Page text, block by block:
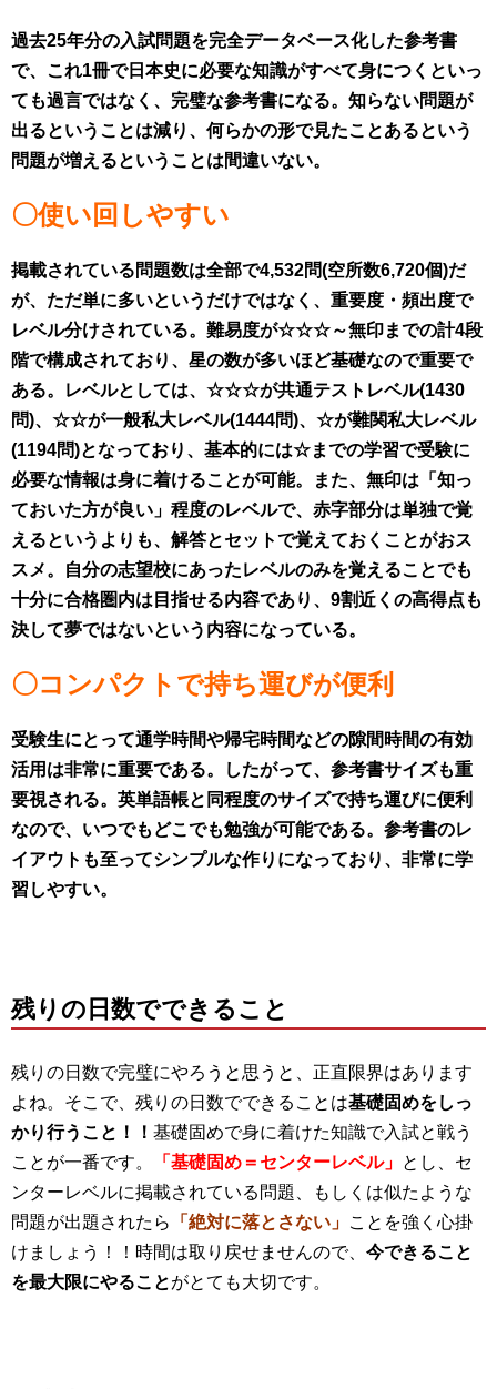
過去25年分の入試問題を完全データベース化した参考書
で、 これ1冊で日本史に必要な知識がすべて身につくといっ
ても過言ではなく、 完璧な参考書になる。 知らない問題が
出るということは減り、 何らかの形で見たことあるという
問題が増えるということは間違いない。
〇使い回しやすい
掲載されている問題数は全部で4,532問(空所数6,720個)だ
が、 ただ単に多いというだけではなく、 重要度・頻出度で
レベル分けされている。 難易度が☆☆☆～無印までの計4段
階で構成されており、 星の数が多いほど基礎なので重要で
ある。
レベルとしては、 ☆☆☆が共通テストレベル(1430
問)、 ☆☆が一般私大レベル(1444問)、 ☆が難関私大レベル
(1194問)となっており、 基本的には☆までの学習で受験に
必要な情報は身に着けることが可能。
また、無印は 「知っ
ておいた方が良い」程度のレベルで、 赤字部分は単独で覚
えるというよりも、 解答とセットで覚えておくことがおス
スメ。
自分の志望校にあったレベルのみを覚えることでも
十分に合格圏内は 目指せる内容であり、 9割近くの高得点も
決して夢ではないという内容になっている。
〇コンパクトで持ち運びが便利
受験生にとって通学時間や帰宅時間などの隙間時間の有効
活用は非常に重要である。
したがって、参考書サイズも重
要視される。 英単語帳と同程度のサイズで持ち運びに便利
なので、 いつでもどこでも勉強が可能である。 参考書のレ
イアウトも至ってシンプルな作りになっており、 非常に学
習しやすい。
残りの日数でできること
残りの日数で完璧にやろうと思うと、正直限界はあります
よね。そこで、残りの日数でできることは基礎固めをしっ
かり行うこと！！ 基礎固めで身に着けた知識で入試と戦う
ことが一番です。
「基礎固め＝センターレベル」 とし、セ
ンターレベルに掲載されている問題、もしくは似たような
問題が出題されたら
「絶対に落とさない」 ことを強く心掛
けましょう！！時間は取り戻せませんので、 今できること
を最大限にやることがとても大切です。